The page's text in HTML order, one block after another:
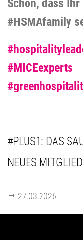
Schön, dass
#HSMAfamily
#MICEexperts
#PLUS1: DAS
NEUES
27.03.2026